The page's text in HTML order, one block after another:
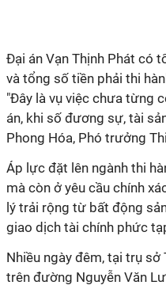
Đại án Vạn Thịnh Phát có
và tổng số tiền phải thi
"Đây là vụ việc chưa từng
án, khi số đương sự, tài
Phong Hóa, Phó trưởng
Áp lực đặt lên ngành thi
mà còn ở yêu cầu chính
lý trải rộng từ bất động
giao dịch tài chính phức
Nhiều ngày đêm, tại trụ sở
trên đường Nguyễn Văn